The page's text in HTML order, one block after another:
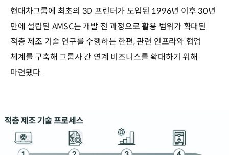
현대차그룹에 최초의 3D 프린터가 도입된 1996년 이후 30년
만에 설립된 AMSC는 개발 전 과정으로 활용 범위가 확대된
적층 제조 기술 연구를 수행하는 한편, 관련 인프라와 협업
체계를 구축해 그룹사 간 연계 비즈니스를 확대하기 위해
마련됐다.